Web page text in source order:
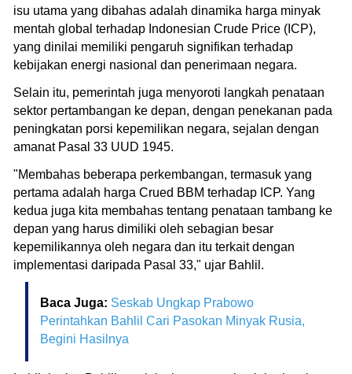
isu utama yang dibahas adalah dinamika harga minyak
mentah global terhadap Indonesian Crude Price (ICP),
yang dinilai memiliki pengaruh signifikan terhadap
kebijakan energi nasional dan penerimaan negara.
Selain itu, pemerintah juga menyoroti langkah penataan
sektor pertambangan ke depan, dengan penekanan pada
peningkatan porsi kepemilikan negara, sejalan dengan
amanat Pasal 33 UUD 1945.
"Membahas beberapa perkembangan, termasuk yang
pertama adalah harga Crued BBM terhadap ICP. Yang
kedua juga kita membahas tentang penataan tambang ke
depan yang harus dimiliki oleh sebagian besar
kepemilikannya oleh negara dan itu terkait dengan
implementasi daripada Pasal 33," ujar Bahlil.
Baca Juga: Seskab Ungkap Prabowo
Perintahkan Bahlil Cari Pasokan Minyak Rusia,
Begini Hasilnya